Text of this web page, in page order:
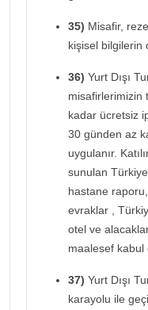
35) Misafir,
kişisel bilgilerin
36) Yurt Dışı
misafirlerimizin
kadar ücretsiz
30 günden az
uygulanır.
sunulan
hastane
evraklar ,
otel ve
maalesef kabul
37) Yurt Dışı
karayolu ile